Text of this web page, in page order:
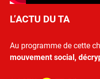
L’ACTU DU TA
Au programme de cette
mouvement social,